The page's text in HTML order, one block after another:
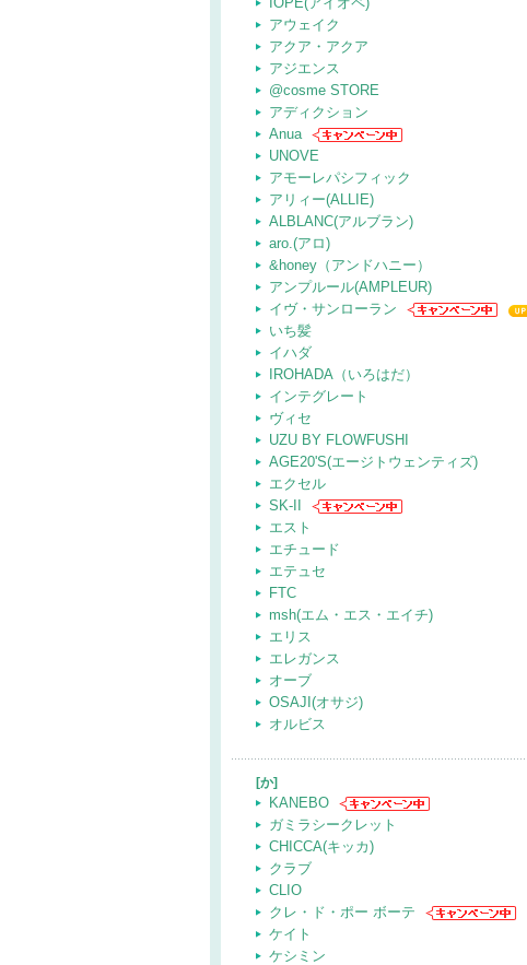
アウェイク
アクア・アクア
アジエンス
@cosme STORE
アディクション
Anua
UNOVE
アモーレパシフィック
アリィー(ALLIE)
ALBLANC(アルブラン)
aro.(アロ)
&honey（アンドハニー）
アンプルール(AMPLEUR)
イヴ・サンローラン
いち髪
イハダ
IROHADA（いろはだ）
インテグレート
ヴィセ
UZU BY FLOWFUSHI
AGE20'S(エージトウェンティズ)
エクセル
SK-II
エスト
エチュード
エテュセ
FTC
msh(エム・エス・エイチ)
エリス
エレガンス
オーブ
OSAJI(オサジ)
オルビス
[か]
KANEBO
ガミラシークレット
CHICCA(キッカ)
クラブ
CLIO
クレ・ド・ポー ボーテ
ケイト
ケシミン